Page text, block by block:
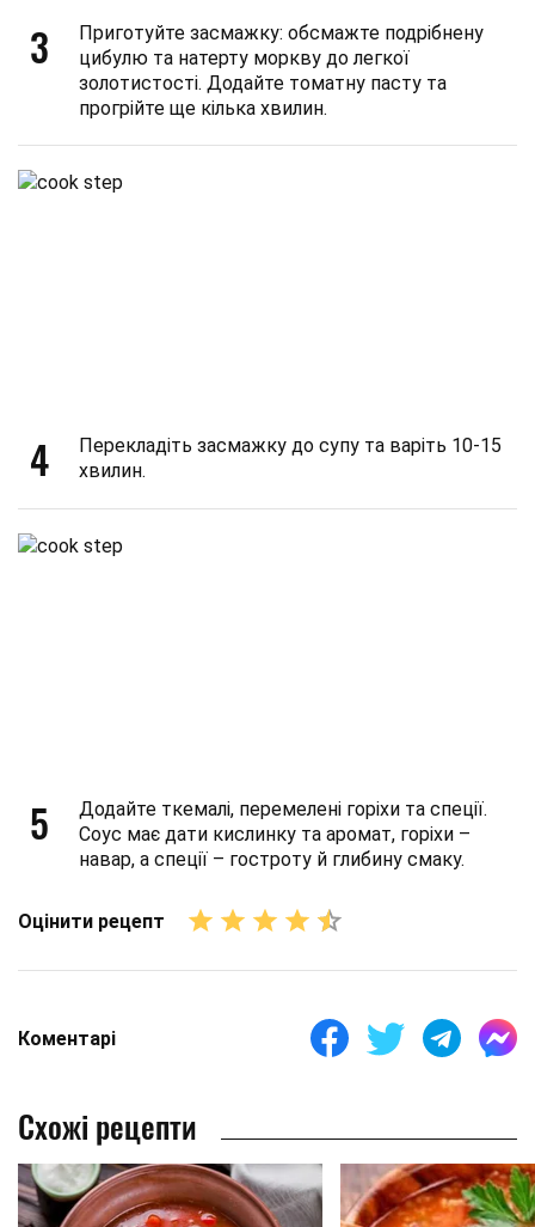
3
Приготуйте засмажку: обсмажте подрібнену
цибулю та натерту моркву до легкої
золотистості. Додайте томатну пасту та
прогрійте ще кілька хвилин.
4
Перекладіть засмажку до супу та варіть 10-15
хвилин.
5
Додайте ткемалі, перемелені горіхи та спеції.
Соус має дати кислинку та аромат, горіхи –
навар, а спеції – гостроту й глибину смаку.
Оцінити рецепт
Коментарі
Схожі рецепти